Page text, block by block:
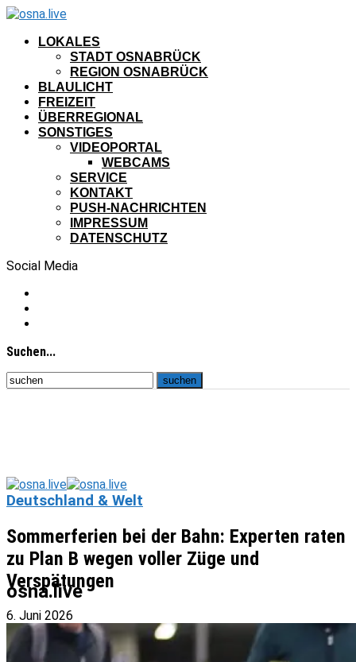
LOKALES
STADT OSNABRÜCK
REGION OSNABRÜCK
BLAULICHT
FREIZEIT
ÜBERREGIONAL
SONSTIGES
VIDEOPORTAL
WEBCAMS
SERVICE
KONTAKT
PUSH-NACHRICHTEN
IMPRESSUM
DATENSCHUTZ
Social Media
Suchen...
osna.live
Deutschland & Welt
Sommerferien bei der Bahn: Experten raten
zu Plan B wegen voller Züge und
Verspätungen
6. Juni 2026